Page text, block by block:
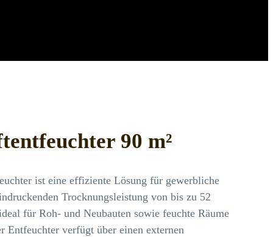
90 m²
ist eine effiziente Lösung für gewerbliche
Trocknungsleistung von bis zu 52
für Roh- und Neubauten sowie feuchte Räume
Entfeuchter verfügt über einen externen